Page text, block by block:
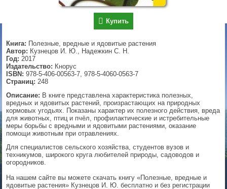
Купить
Книга: Полезные, вредные и ядовитые растения
Автор: Кузнецов И. Ю., Надежкин С. Н.
Год: 2017
Издательство: Кнорус
ISBN: 978-5-406-00563-7, 978-5-4060-0563-7
Страниц: 248
Описание: В книге представлена характеристика полезных,
вредных и ядовитых растений, произрастающих на природных
кормовых угодьях. Показаны характер их полезного действия, вреда
для животных, птиц и пчёл, профилактические и истребительные
меры борьбы с вредными и ядовитыми растениями, оказание
помощи животным при отравлениях.
Для специалистов сельского хозяйства, студентов вузов и
техникумов, широкого круга любителей природы, садоводов и
огородников.
На нашем сайте вы можете скачать книгу «Полезные, вредные и
ядовитые растения» Кузнецов И. Ю. бесплатно и без регистрации
▼
▼
▼